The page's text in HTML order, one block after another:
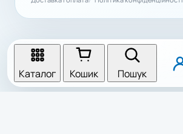
Каталог Кошик Пошук